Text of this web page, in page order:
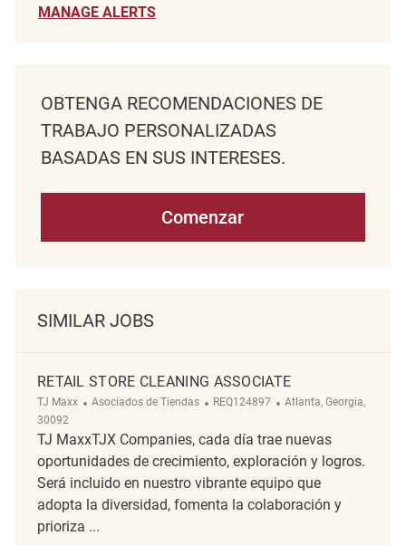
MANAGE ALERTS
OBTENGA RECOMENDACIONES DE
TRABAJO PERSONALIZADAS
BASADAS EN SUS INTERESES.
Comenzar
SIMILAR JOBS
RETAIL STORE CLEANING ASSOCIATE
TJ Maxx Categoría
Asociados de Tiendas ReqId
REQ124897 Ubicación
Atlanta, Georgia,
30092
TJ MaxxTJX Companies, cada día trae nuevas
oportunidades de crecimiento, exploración y logros.
Será incluido en nuestro vibrante equipo que
adopta la diversidad, fomenta la colaboración y
prioriza ...